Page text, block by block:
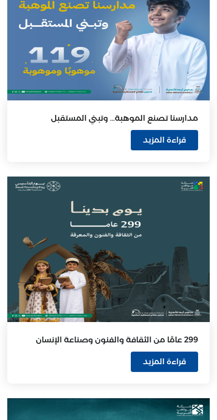
مدارسنا تصنع الموهبة… وتبني المستقبل
قراءة المزيد
299 عامًا من الثقافة والفنون وصناعة الإنسان
قراءة المزيد